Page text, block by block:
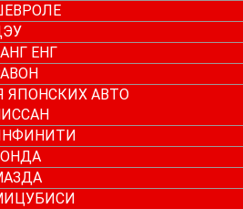
ЕНГ
ЯПОНСКИХ АВТО